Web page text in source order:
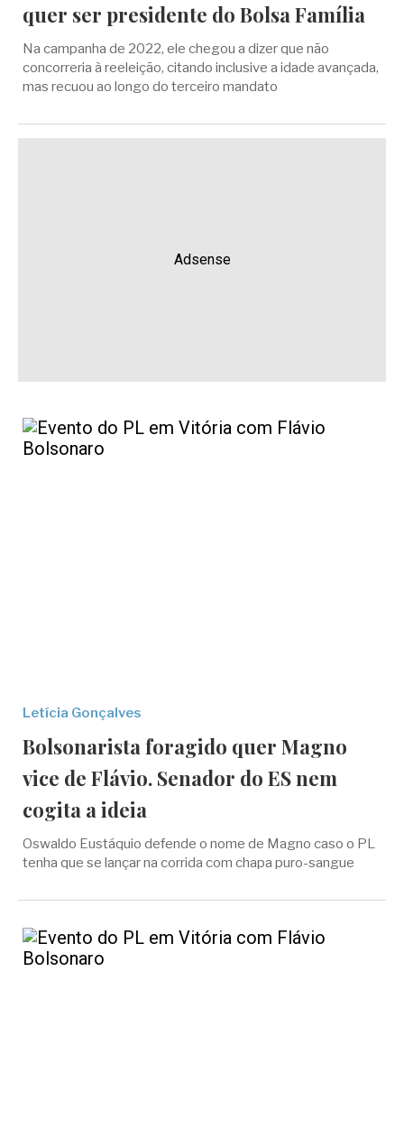
quer ser presidente do Bolsa Família
Na campanha de 2022, ele chegou a dizer que não
concorreria à reeleição, citando inclusive a idade avançada,
mas recuou ao longo do terceiro mandato
Adsense
Letícia Gonçalves
Bolsonarista foragido quer Magno
vice de Flávio. Senador do ES nem
cogita a ideia
Oswaldo Eustáquio defende o nome de Magno caso o PL
tenha que se lançar na corrida com chapa puro-sangue